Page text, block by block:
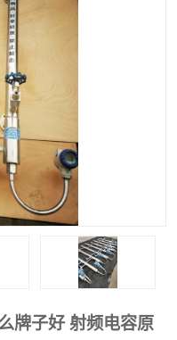
牌子好 射频电容原
液氮液位计
液位计传感器定制
物位计
漏仪
炉水位计
容液位计
加油站液位仪